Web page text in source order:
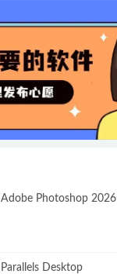
Adobe Photoshop 2026
Parallels Desktop